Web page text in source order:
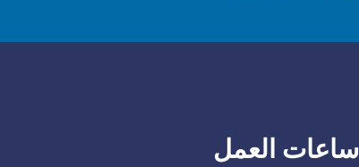
ساعات العمل